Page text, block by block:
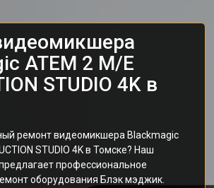
ATEM 2 M/E
STUDIO 4K в
ремонт видеомикшера Blackmagic
STUDIO 4K в Томске? Наш
профессиональное
оборудования Блэк мэджик.